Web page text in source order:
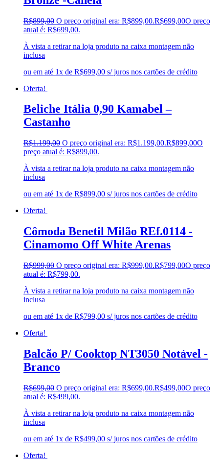
R$899,00 O preço original era: R$899,00.R$699,00O preço
atual é: R$699,00.
À vista a retirar na loja produto na caixa montagem não
inclusa
ou em até 1x de R$699,00 s/ juros nos cartões de crédito
Oferta!
Beliche Itália 0,90 Kamabel –
Castanho
R$1.199,00 O preço original era: R$1.199,00.R$899,00O
preço atual é: R$899,00.
À vista a retirar na loja produto na caixa montagem não
inclusa
ou em até 1x de R$899,00 s/ juros nos cartões de crédito
Oferta!
Cômoda Benetil Milão REf.0114 -
Cinamomo Off White Arenas
R$999,00 O preço original era: R$999,00.R$799,00O preço
atual é: R$799,00.
À vista a retirar na loja produto na caixa montagem não
inclusa
ou em até 1x de R$799,00 s/ juros nos cartões de crédito
Oferta!
Balcão P/ Cooktop NT3050 Notável -
Branco
R$699,00 O preço original era: R$699,00.R$499,00O preço
atual é: R$499,00.
À vista a retirar na loja produto na caixa montagem não
inclusa
ou em até 1x de R$499,00 s/ juros nos cartões de crédito
Oferta!